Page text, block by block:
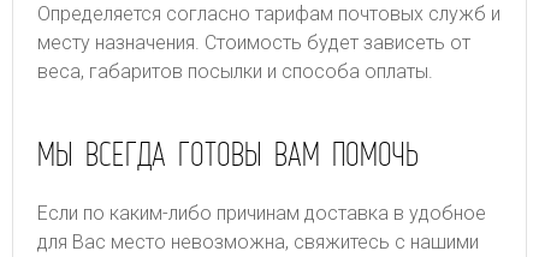
Определяется согласно тарифам почтовых служб и
месту назначения. Стоимость будет зависеть от
веса, габаритов посылки и способа оплаты.
МЫ ВСЕГДА ГОТОВЫ ВАМ ПОМОЧЬ
Если по каким-либо причинам доставка в удобное
для Вас место невозможна, свяжитесь с нашими